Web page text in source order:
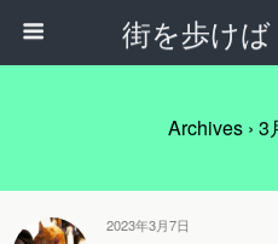
街を歩け
Archives › 3
2023年3月7日